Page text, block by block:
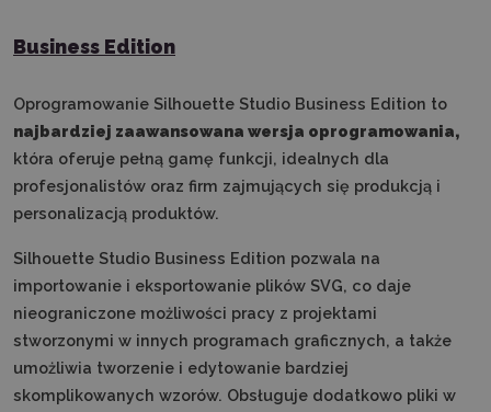
Business Edition
Oprogramowanie Silhouette Studio Business Edition to
najbardziej zaawansowana wersja oprogramowania,
która oferuje pełną gamę funkcji, idealnych dla
profesjonalistów oraz firm zajmujących się produkcją i
personalizacją produktów.
Silhouette Studio Business Edition pozwala na
importowanie i eksportowanie plików SVG, co daje
nieograniczone możliwości pracy z projektami
stworzonymi w innych programach graficznych, a także
umożliwia tworzenie i edytowanie bardziej
skomplikowanych wzorów. Obsługuje dodatkowo pliki w